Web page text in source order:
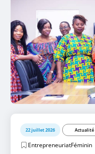
22 juillet 2026 Actualité
EntrepreneuriatFéminin